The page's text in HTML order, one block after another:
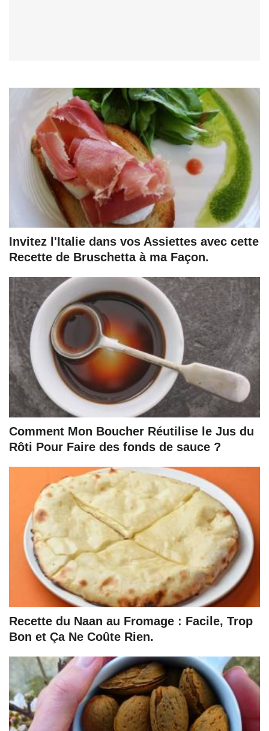
Invitez l'Italie dans vos Assiettes avec cette
Recette de Bruschetta à ma Façon.
Comment Mon Boucher Réutilise le Jus du
Rôti Pour Faire des fonds de sauce ?
Recette du Naan au Fromage : Facile, Trop
Bon et Ça Ne Coûte Rien.